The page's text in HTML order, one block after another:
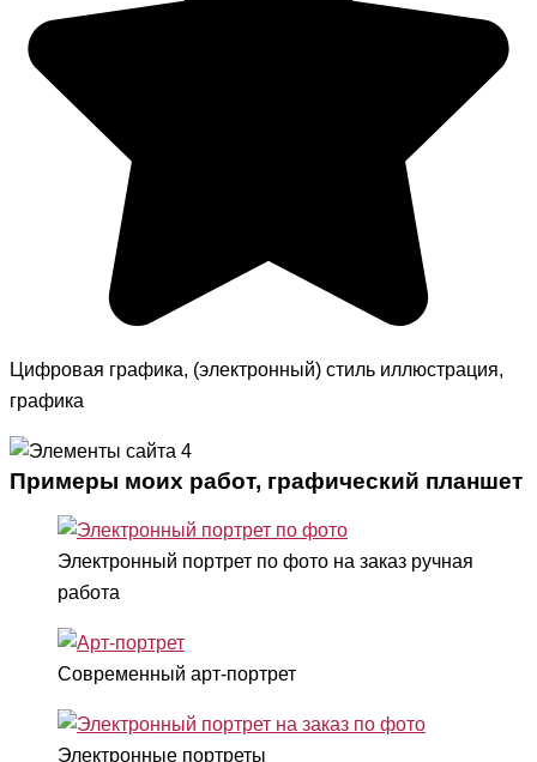
Цифровая графика, (электронный) стиль иллюстрация,
графика
Примеры моих работ, графический планшет
Электронный портрет по фото на заказ ручная
работа
Современный арт-портрет
Электронные портреты